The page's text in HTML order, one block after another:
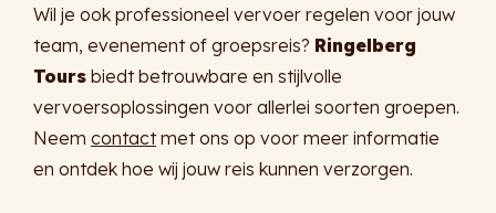
Wil je ook professioneel vervoer regelen voor jouw
team, evenement of groepsreis? Ringelberg
Tours biedt betrouwbare en stijlvolle
vervoersoplossingen voor allerlei soorten groepen.
Neem contactmet ons op voor meer informatie
en ontdek hoe wij jouw reis kunnen verzorgen.